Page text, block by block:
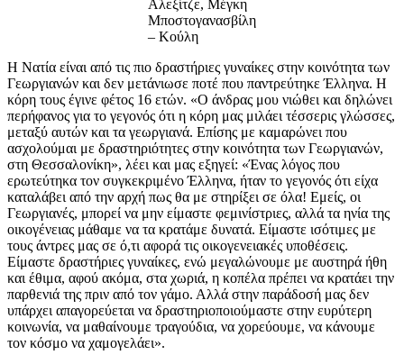
Αλεξίτζε, Μέγκη
Μποστογανασβίλη
– Κούλη
Η Νατία είναι από τις πιο δραστήριες γυναίκες στην κοινότητα των
Γεωργιανών και δεν μετάνιωσε ποτέ που παντρεύτηκε Έλληνα. Η
κόρη τους έγινε φέτος 16 ετών. «Ο άνδρας μου νιώθει και δηλώνει
περήφανος για το γεγονός ότι η κόρη μας μιλάει τέσσερις γλώσσες,
μεταξύ αυτών και τα γεωργιανά. Επίσης με καμαρώνει που
ασχολούμαι με δραστηριότητες στην κοινότητα των Γεωργιανών,
στη Θεσσαλονίκη», λέει και μας εξηγεί: «Ένας λόγος που
ερωτεύτηκα τον συγκεκριμένο Έλληνα, ήταν το γεγονός ότι είχα
καταλάβει από την αρχή πως θα με στηρίξει σε όλα! Εμείς, οι
Γεωργιανές, μπορεί να μην είμαστε φεμινίστριες, αλλά τα ηνία της
οικογένειας μάθαμε να τα κρατάμε δυνατά. Είμαστε ισότιμες με
τους άντρες μας σε ό,τι αφορά τις οικογενειακές υποθέσεις.
Είμαστε δραστήριες γυναίκες, ενώ μεγαλώνουμε με αυστηρά ήθη
και έθιμα, αφού ακόμα, στα χωριά, η κοπέλα πρέπει να κρατάει την
παρθενιά της πριν από τον γάμο. Αλλά στην παράδοσή μας δεν
υπάρχει απαγορεύεται να δραστηριοποιούμαστε στην ευρύτερη
κοινωνία, να μαθαίνουμε τραγούδια, να χορεύουμε, να κάνουμε
τον κόσμο να χαμογελάει».